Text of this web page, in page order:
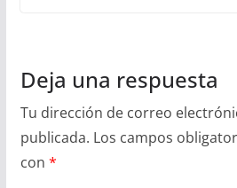
Deja una respuesta
Tu dirección de correo
publicada. Los campos
con *